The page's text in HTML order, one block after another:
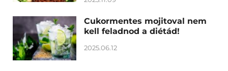
Cukormentes mojitoval nem
kell feladnod a diétád!
2025.06.12